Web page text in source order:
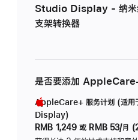
Studio Display - 纳米
支架转换器
是否要添加
AppleCare+ 服务计划 (适
Display)
RMB 1,249 或 RMB 53/月